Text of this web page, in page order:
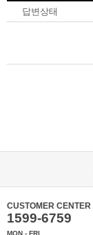
답변상태
CUSTOMER CENTER
1599-6759
MON - FRI